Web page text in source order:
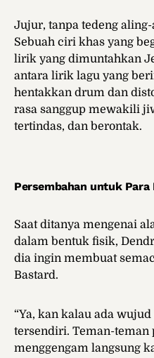
Jujur, tanpa tedeng
Sebuah ciri khas yang
lirik yang dimuntahkan
antara lirik lagu yang
hentakkan drum dan
rasa sanggup mewakili
tertindas, dan berontak.
Persembahan untuk Para
Saat ditanya mengenai
dalam bentuk fisik,
dia ingin membuat
Bastard.
“Ya, kan kalau ada
tersendiri. Teman-teman
menggengam langsung